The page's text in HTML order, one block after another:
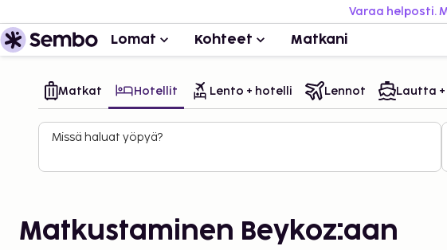
Varaa helposti.
Lomat Kohteet Matkani
Matkat Hotellit Lento + hotelli Lennot Lautta
Missä haluat yöpyä?
Matkustaminen Beykoz:aan